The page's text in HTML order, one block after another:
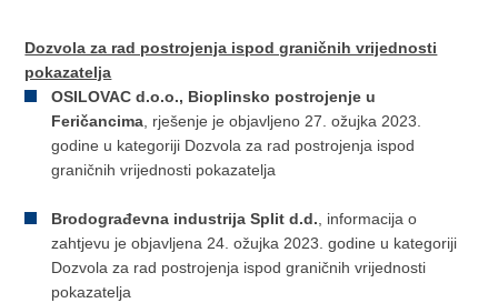
Dozvola za rad postrojenja ispod graničnih vrijednosti
pokazatelja
OSILOVAC d.o.o., Bioplinsko postrojenje u
Feričancima , rješenje je objavljeno 27. ožujka 2023.
godine u kategoriji Dozvola za rad postrojenja ispod
graničnih vrijednosti pokazatelja
Brodograđevna industrija Split d.d. , informacija o
zahtjevu je objavljena 24. ožujka 2023. godine u kategoriji
Dozvola za rad postrojenja ispod graničnih vrijednosti
pokazatelja